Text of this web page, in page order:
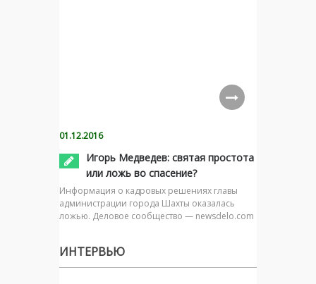
01.12.2016
Игорь Медведев: святая простота
или ложь во спасение?
Информация о кадровых решениях главы
администрации города Шахты оказалась
ложью. Деловое сообщество — newsdelo.com
ИНТЕРВЬЮ